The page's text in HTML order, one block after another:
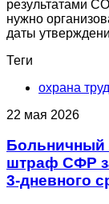
результатами
нужно
даты
Теги
охрана
22 мая 2026
Больничный
штраф СФР
3-дневного